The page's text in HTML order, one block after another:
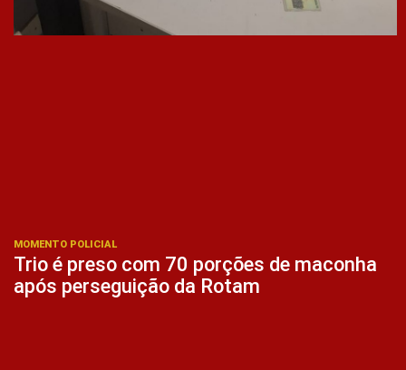
MOMENTO POLICIAL
Trio é preso com 70 porções de maconha
após perseguição da Rotam